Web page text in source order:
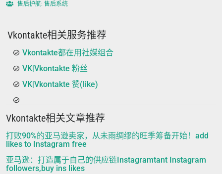
售后护航: 售后系统
Vkontakte相关服务推荐
Vkontakte都在用社媒组合
VK|Vkontakte 粉丝
VK|Vkontakte 赞(like)
Vkontakte相关文章推荐
打败90%的亚马逊卖家，从未雨绸缪的旺季筹备开始！add
likes to Instagram free
亚马逊：打造属于自己的供应链Instagramtant Instagram
followers,buy ins likes